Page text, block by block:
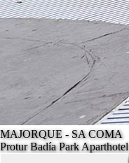
MAJORQUE - SA COMA
Protur Badía Park Aparthotel